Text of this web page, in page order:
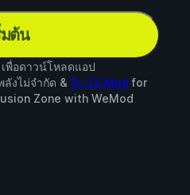
มต้น
เพื่อดาวน์โหลดแอป
งไม่จำกัด & อีก 22 Mod for
Zone with WeMod